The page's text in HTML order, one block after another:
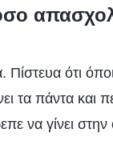
ότι
τα πάντα και
να γίνει